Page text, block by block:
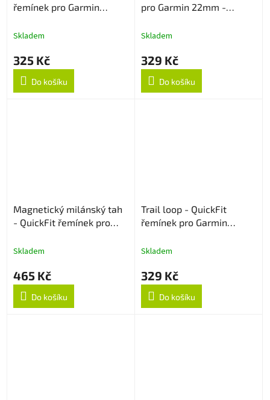
řemínek pro Garmin
Skladem
325 Kč
Do košíku
pro Garmin 22mm -
Skladem
329 Kč
Do košíku
Magnetický milánský tah
- QuickFit řemínek pro
Skladem
465 Kč
Do košíku
Trail loop - QuickFit
řemínek pro Garmin
Skladem
329 Kč
Do košíku